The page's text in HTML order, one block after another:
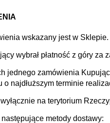
wskazany jest w Sklepie.
wybrał płatność z góry
jednego zamówienia
o najdłuższym terminie
na terytorium
metody dostawy: